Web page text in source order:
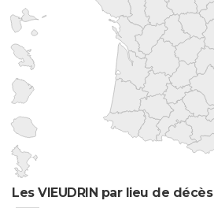
Les VIEUDRIN par lieu de décès